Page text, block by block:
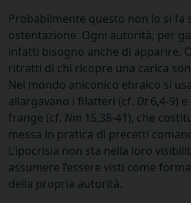
Probabilmente questo non lo si fa
ostentazione. Ogni autorità, per
infatti bisogno anche di apparire.
ritratti di chi ricopre una carica
Nel mondo aniconico ebraico si
allargavano i filatteri (cf. Dt6,4-9)
frange (cf. Nm 15,38-41), che
messa in pratica di precetti
L’ipocrisia non sta nella loro
assumere l’essere visti come
della propria autorità.